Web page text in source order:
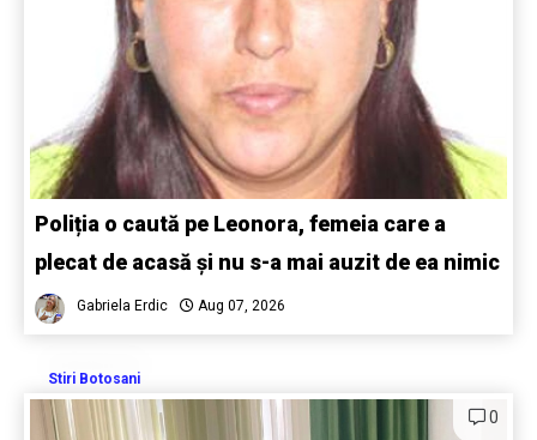
Poliția o caută pe Leonora, femeia care a
plecat de acasă și nu s-a mai auzit de ea nimic
Gabriela Erdic Aug 07, 2026
Stiri Botosani
0